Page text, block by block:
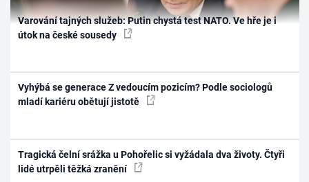
Varování tajných služeb: Putin chystá test NATO. Ve hře je i
útok na české sousedy
Vyhýbá se generace Z vedoucím pozicím? Podle sociologů
mladí kariéru obětují jistotě
Tragická čelní srážka u Pohořelic si vyžádala dva životy. Čtyři
lidé utrpěli těžká zranění